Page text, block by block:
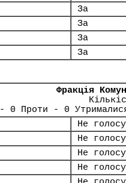
За
За
За
За
Фракція
0 Проти - 0
Не
Не
Не
Не